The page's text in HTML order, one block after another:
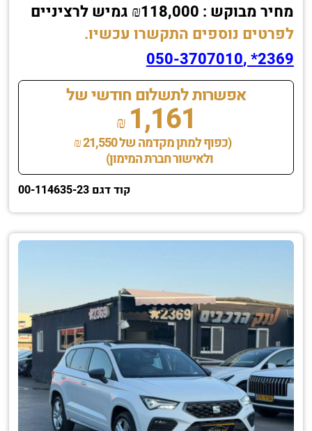
מחיר מבוקש : ₪118,000 גמיש לרציניים
לפרטים נוספים התקשרו עכשיו.
2369* ,050-3707010
אפשרות לתשלום חודשי של
1,161
₪
(כפוף למתן מקדמה של 21,550 ₪
ולאישור חברת המימון)
קוד דגם 00-114635-23